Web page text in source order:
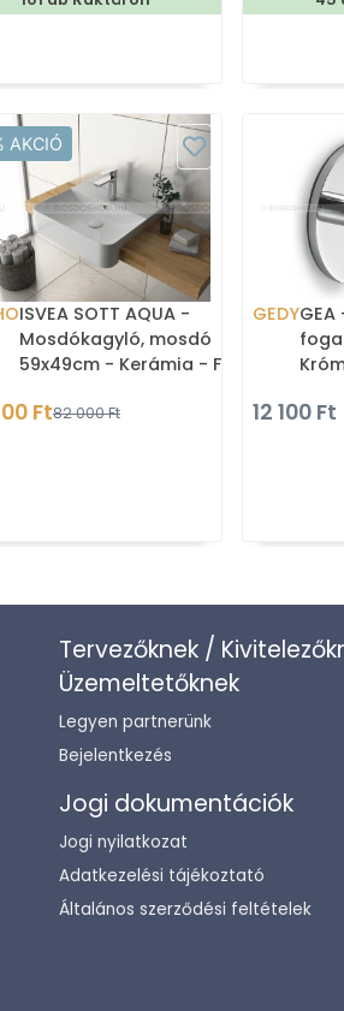
AKCIÓ
ISVEA SOTT AQUA -
Mosdókagyló, mosdó
59x49cm - Kerámia - Félig
Ft82 000 Ft
GEDY
12 100 Ft
Tervezőknek /
Üzemeltetőknek
Legyen partnerünk
Bejelentkezés
Jogi dokumentációk
Jogi nyilatkozat
Adatkezelési tájékoztató
Általános szerződési feltételek